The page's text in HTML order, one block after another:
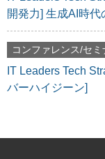
開発力] 生成AI時代
コンファレンス/セミ
IT Leaders Tech
バーハイジーン]